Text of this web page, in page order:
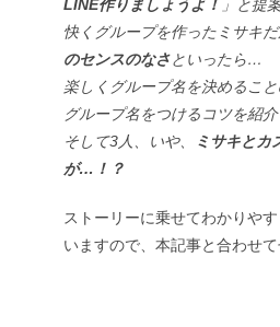
LINE作りましょうよ！ 」と提案
快くグループを作ったミサキ
のセンスのなさといったら…
楽しくグループ名を決めるこ
グループ名をつけるコツを紹介
そして3人、いや、
ミサキとカ
が…！？
ストーリーに乗せてわかりや
いますので、本記事と合わせ